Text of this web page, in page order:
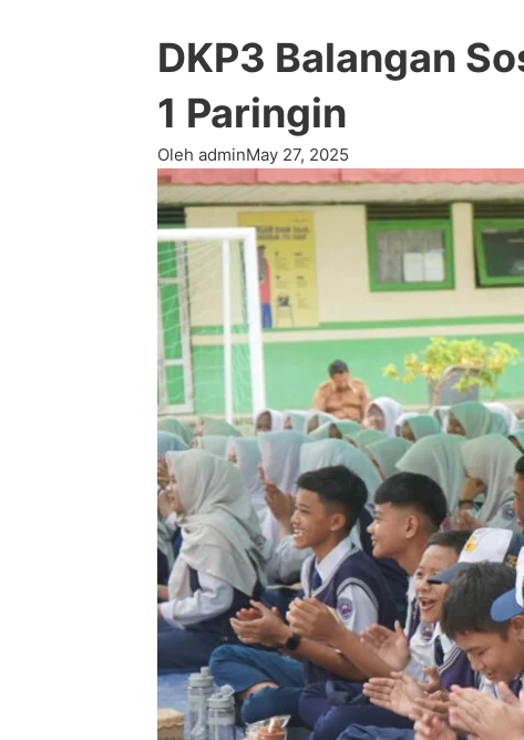
DKP3 Balangan
1 Paringin
Oleh adminMay 27, 2025